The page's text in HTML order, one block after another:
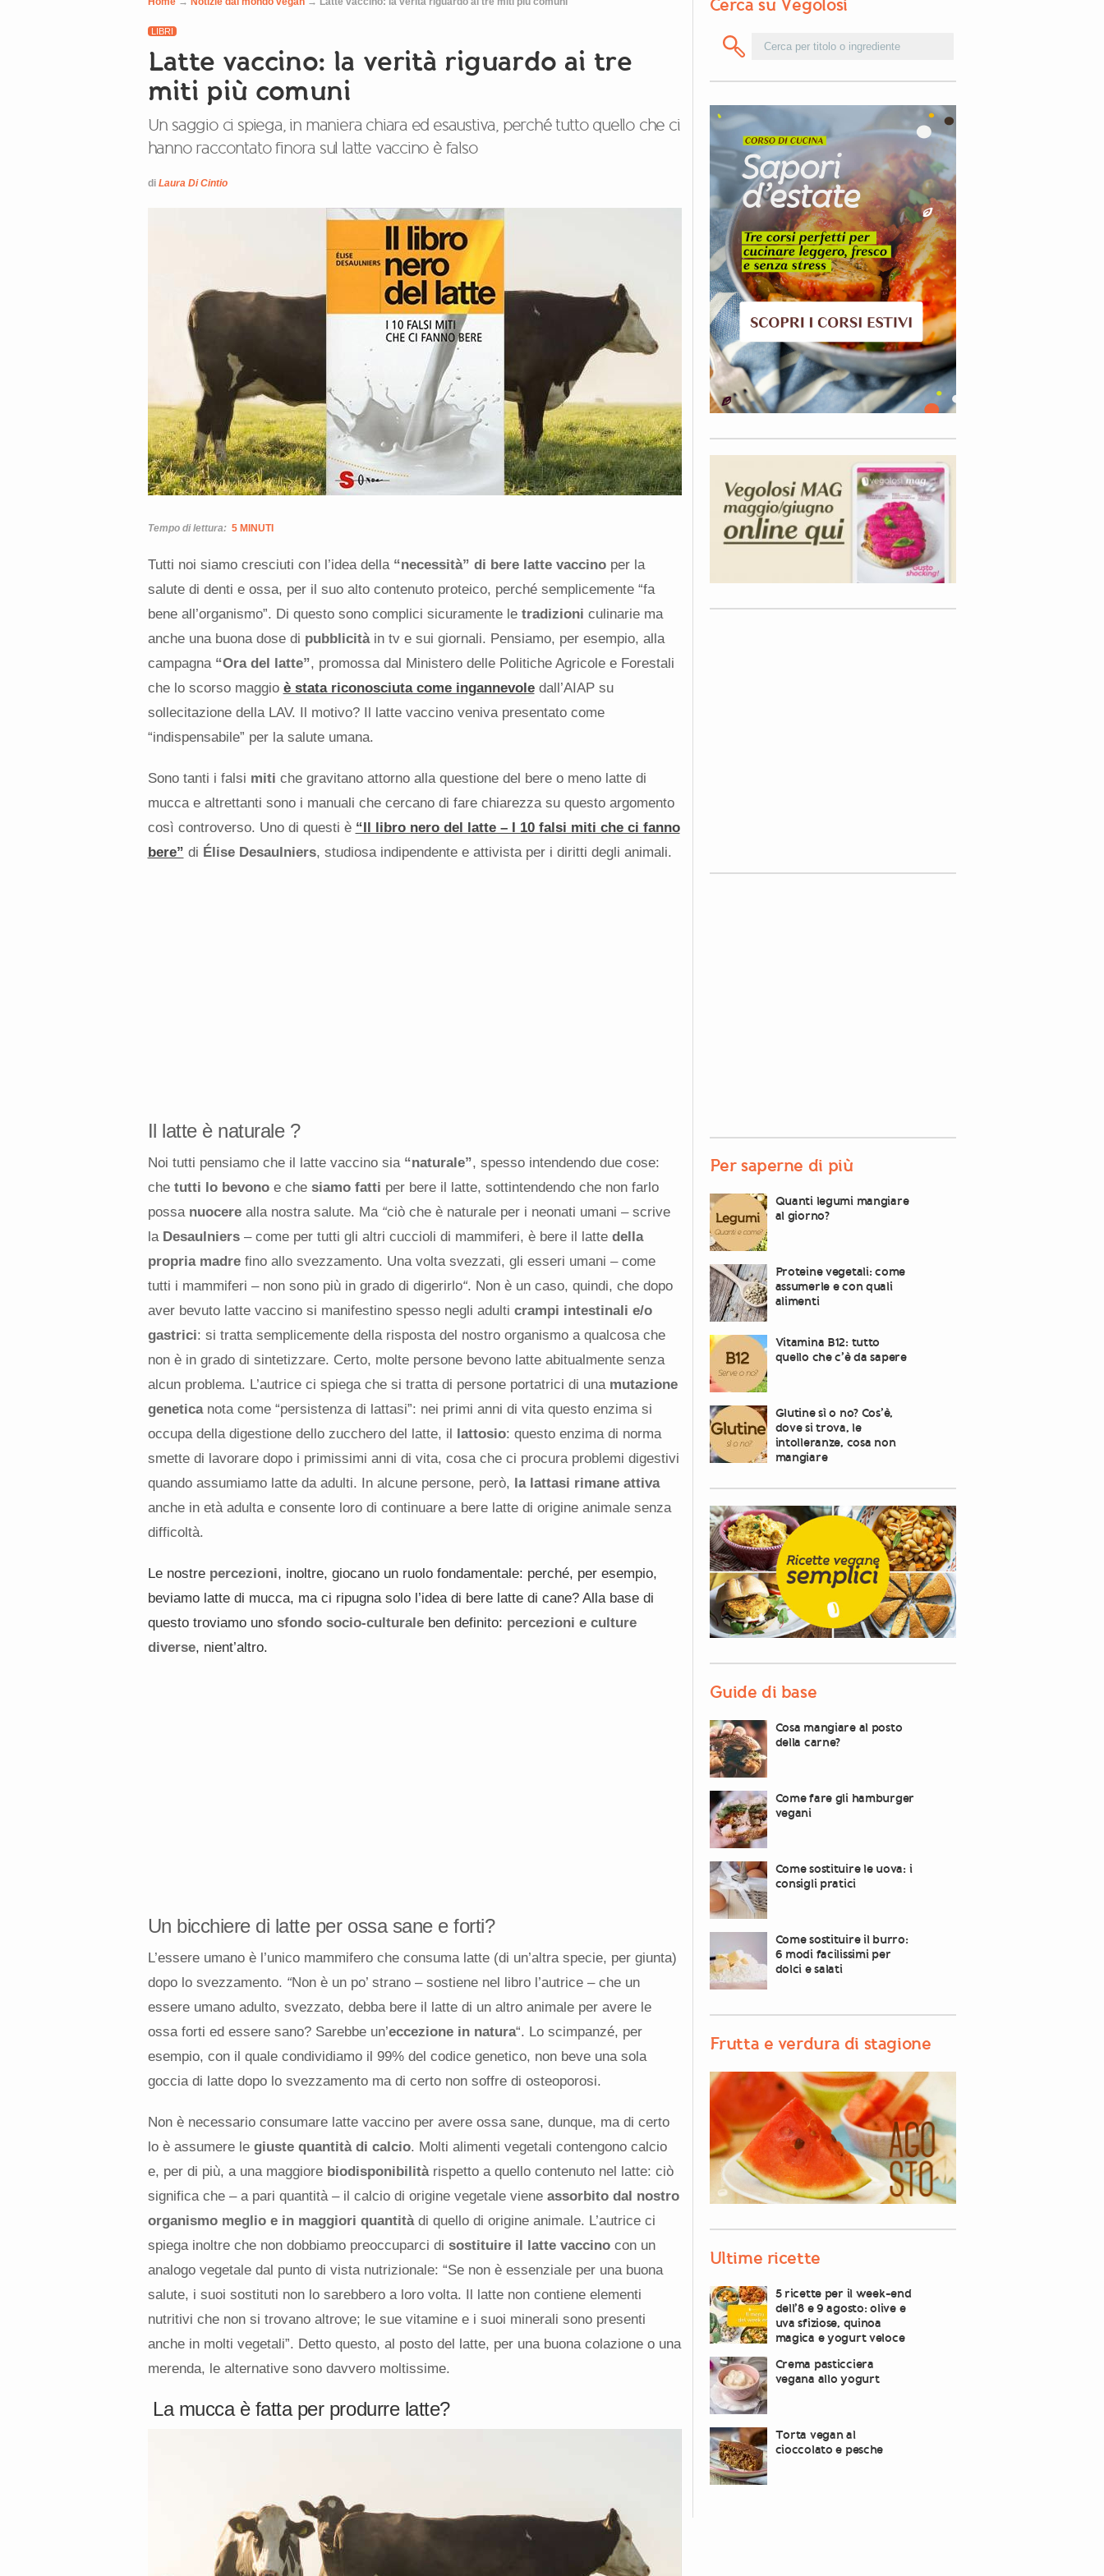
LIBRI
Latte vaccino: la verità riguardo ai tre
miti più comuni
Un saggio ci spiega, in maniera chiara ed esaustiva, perché tutto quello che ci
hanno raccontato finora sul latte vaccino è falso
di Laura Di Cintio
Tempo di lettura: 5 MINUTI
Tutti noi siamo cresciuti con l’idea della “necessità” di bere latte vaccinoper la
salute di denti e ossa, per il suo alto contenuto proteico, perché semplicemente “fa
bene all’organismo”. Di questo sono complici sicuramente le tradizioni culinarie ma
anche una buona dose di pubblicitàin tv e sui giornali. Pensiamo, per esempio, alla
campagna “Ora del latte”, promossa dal Ministero delle Politiche Agricole e Forestali
che lo scorso maggio è stata riconosciuta come ingannevoledall’AIAP su
sollecitazione della LAV. Il motivo? Il latte vaccino veniva presentato come
“indispensabile” per la salute umana.
Sono tanti i falsi miti che gravitano attorno alla questione del bere o meno latte di
mucca e altrettanti sono i manuali che cercano di fare chiarezza su questo argomento
così controverso. Uno di questi è “Il libro nero del latte – I 10 falsi miti che ci fanno
bere” di Élise Desaulniers, studiosa indipendente e attivista per i diritti degli animali.
Il latte è naturale ?
Noi tutti pensiamo che il latte vaccino sia “naturale”, spesso intendendo due cose:
che tutti lo bevono e che siamo fatti per bere il latte, sottintendendo che non farlo
possa nuocerealla nostra salute. Ma “ciò che è naturale per i neonati umani – scrive
la Desaulniers– come per tutti gli altri cuccioli di mammiferi, è bere il latte della
propria madrefino allo svezzamento. Una volta svezzati, gli esseri umani – come
tutti i mammiferi – non sono più in grado di digerirlo“. Non è un caso, quindi, che dopo
aver bevuto latte vaccino si manifestino spesso negli adulti crampi intestinali e/o
gastrici: si tratta semplicemente della risposta del nostro organismo a qualcosa che
non è in grado di sintetizzare. Certo, molte persone bevono latte abitualmente senza
alcun problema. L’autrice ci spiega che si tratta di persone portatrici di una mutazione
geneticanota come “persistenza di lattasi”: nei primi anni di vita questo enzima si
occupa della digestione dello zucchero del latte, il lattosio: questo enzima di norma
smette di lavorare dopo i primissimi anni di vita, cosa che ci procura problemi digestivi
quando assumiamo latte da adulti. In alcune persone, però, la lattasi rimane attiva
anche in età adulta e consente loro di continuare a bere latte di origine animale senza
difficoltà.
Le nostre percezioni, inoltre, giocano un ruolo fondamentale: perché, per esempio,
beviamo latte di mucca, ma ci ripugna solo l’idea di bere latte di cane? Alla base di
questo troviamo unosfondo socio-culturaleben definito: percezioni e culture
diverse, nient’altro.
Un bicchiere di latte per ossa sane e forti?
L’essere umano è l’unico mammifero che consuma latte (di un’altra specie, per giunta)
dopo lo svezzamento. “Non è un po’ strano – sostiene nel libro l’autrice – che un
essere umano adulto, svezzato, debba bere il latte di un altro animale per avere le
ossa forti ed essere sano? Sarebbe un’eccezione in natura“. Lo scimpanzé, per
esempio, con il quale condividiamo il 99% del codice genetico, non beve una sola
goccia di latte dopo lo svezzamento ma di certo non soffre di osteoporosi.
Non è necessario consumare latte vaccino per avere ossa sane, dunque, ma di certo
lo è assumere le giuste quantità di calcio. Molti alimenti vegetali contengono calcio
e, per di più, a una maggiore biodisponibilitàrispetto a quello contenuto nel latte: ciò
significa che – a pari quantità – il calcio di origine vegetale viene assorbito dal nostro
organismo meglio e in maggiori quantitàdi quello di origine animale. L’autrice ci
spiega inoltre che non dobbiamo preoccuparci di sostituire il latte vaccinocon un
analogo vegetale dal punto di vista nutrizionale: “Se non è essenziale per una buona
salute, i suoi sostituti non lo sarebbero a loro volta. Il latte non contiene elementi
nutritivi che non si trovano altrove; le sue vitamine e i suoi minerali sono presenti
anche in molti vegetali”. Detto questo, al posto del latte, per una buona colazione o una
merenda, le alternative sono davvero moltissime.
La mucca è fatta per produrre latte?
Cerca su Vegolosi
Per saperne di più
Quanti legumi mangiare
al giorno?
Proteine vegetali: come
assumerle e con quali
alimenti
Vitamina B12: tutto
quello che c’è da sapere
Glutine sì o no? Cos’è,
dove si trova, le
intolleranze, cosa non
mangiare
Guide di base
Cosa mangiare al posto
della carne?
Come fare gli hamburger
vegani
Come sostituire le uova: i
consigli pratici
Come sostituire il burro:
6 modi facilissimi per
dolci e salati
Frutta e verdura di stagione
Ultime ricette
5 ricette per il week-end
dell’8 e 9 agosto: olive e
uva sfiziose, quinoa
magica e yogurt veloce
Crema pasticciera
vegana allo yogurt
Torta vegan al
cioccolato e pesche